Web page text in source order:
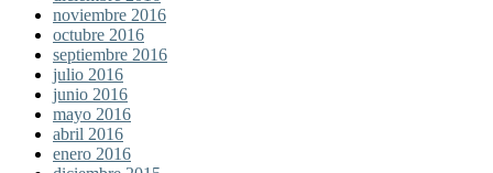
noviembre 2016
octubre 2016
septiembre 2016
julio 2016
junio 2016
mayo 2016
abril 2016
enero 2016